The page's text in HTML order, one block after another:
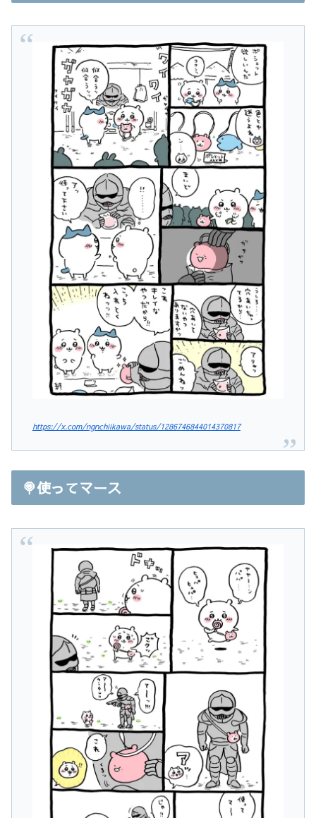
https://x.com/ngnchiikawa/status/1286746844014370817
🍭使ってマース